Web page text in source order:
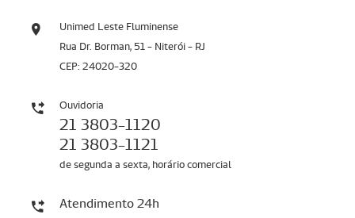
Unimed Leste Fluminense
Rua Dr. Borman, 51 - Niterói - RJ
CEP: 24020-320
Ouvidoria
21 3803-1120
21 3803-1121
de segunda a sexta, horário comercial
Atendimento 24h